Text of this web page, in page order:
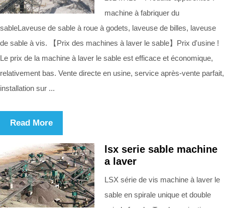
machine à fabriquer du
sableLaveuse de sable à roue à godets, laveuse de billes, laveuse
de sable à vis. 【Prix des machines à laver le sable】Prix d'usine !
Le prix de la machine à laver le sable est efficace et économique,
relativement bas. Vente directe en usine, service après-vente parfait,
installation sur ...
Read More
lsx serie sable machine
a laver
LSX série de vis machine à laver le
sable en spirale unique et double